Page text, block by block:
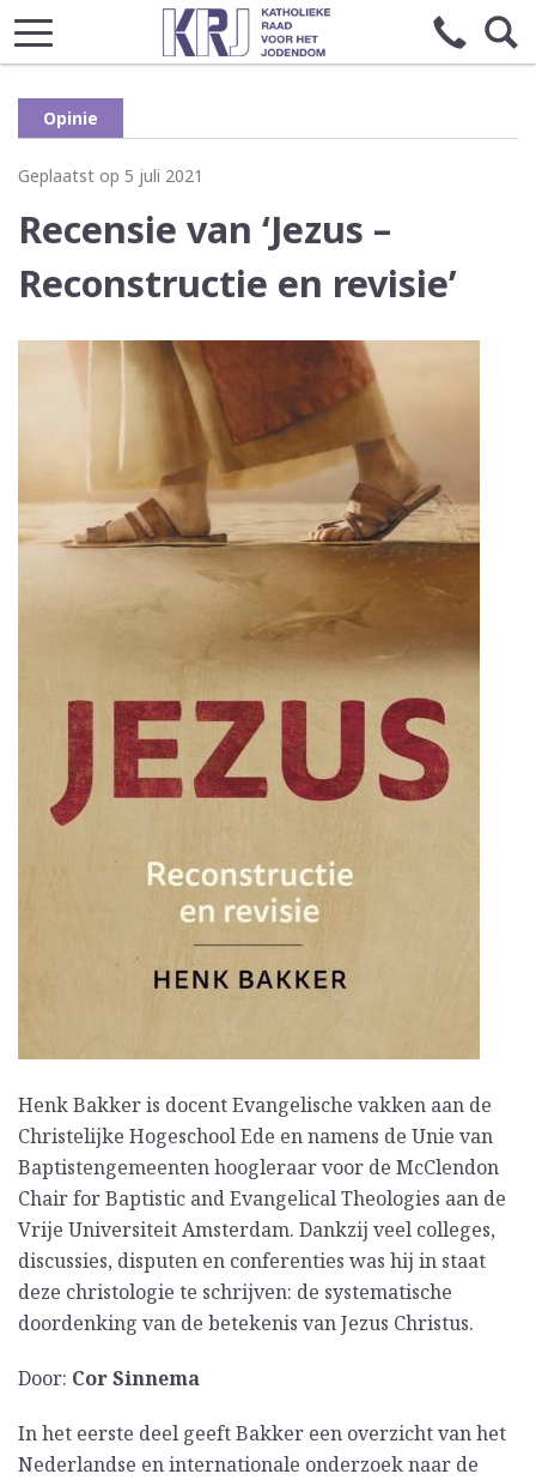
Opinie
Geplaatst op 5 juli 2021
Recensie van ‘Jezus –
Reconstructie en revisie’
Henk Bakker is docent Evangelische vakken aan de
Christelijke Hogeschool Ede en namens de Unie van
Baptistengemeenten hoogleraar voor de McClendon
Chair for Baptistic and Evangelical Theologies aan de
Vrije Universiteit Amsterdam. Dankzij veel colleges,
discussies, disputen en conferenties was hij in staat
deze christologie te schrijven: de systematische
doordenking van de betekenis van Jezus Christus.
Door: Cor Sinnema
In het eerste deel geeft Bakker een overzicht van het
Nederlandse en internationale onderzoek naar de